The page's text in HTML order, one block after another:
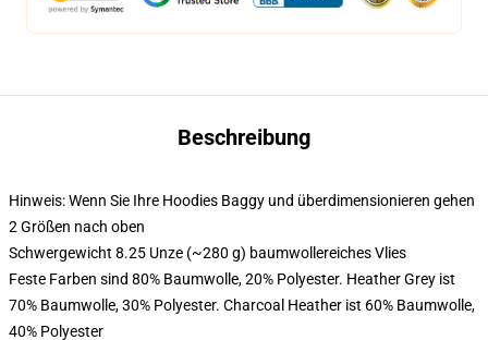
Beschreibung
Hinweis: Wenn Sie Ihre Hoodies Baggy und überdimensionieren gehen
2 Größen nach oben
Schwergewicht 8.25 Unze (~280 g) baumwollereiches Vlies
Feste Farben sind 80% Baumwolle, 20% Polyester. Heather Grey ist
70% Baumwolle, 30% Polyester. Charcoal Heather ist 60% Baumwolle,
40% Polyester